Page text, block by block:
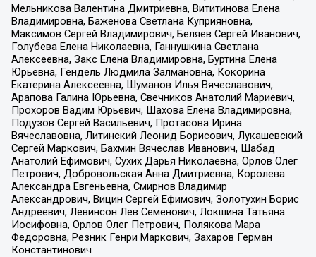
Мельникова Валентина Дмитриевна, Вититинова Елена
Владимировна, Баженова Светлана Куприяновна,
Максимов Сергей Владимирович, Беляев Сергей Иванович,
Голубева Елена Николаевна, Ганнушкина Светлана
Алексеевна, Закс Елена Владимировна, Буртина Елена
Юрьевна, Гендель Людмила Залмановна, Кокорина
Екатерина Алексеевна, Шуманов Илья Вячеславович,
Арапова Галина Юрьевна, Свечников Анатолий Мариевич,
Прохоров Вадим Юрьевич, Шахова Елена Владимировна,
Подузов Сергей Васильевич, Протасова Ирина
Вячеславовна, Литинский Леонид Борисович, Лукашевский
Сергей Маркович, Бахмин Вячеслав Иванович, Шабад
Анатолий Ефимович, Сухих Дарья Николаевна, Орлов Олег
Петрович, Добровольская Анна Дмитриевна, Королева
Александра Евгеньевна, Смирнов Владимир
Александрович, Вицин Сергей Ефимович, Золотухин Борис
Андреевич, Левинсон Лев Семенович, Локшина Татьяна
Иосифовна, Орлов Олег Петрович, Полякова Мара
Федоровна, Резник Генри Маркович, Захаров Герман
Константинович